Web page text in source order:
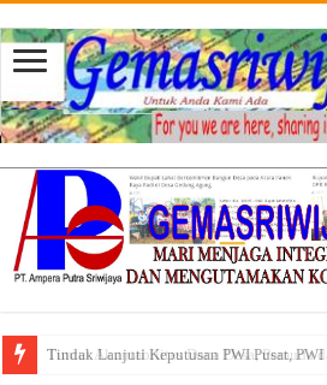
Tindak Lanjuti Keputusan PWI Pusat,
Tuntut Akuntabilitas Dana Desa, Pemuda